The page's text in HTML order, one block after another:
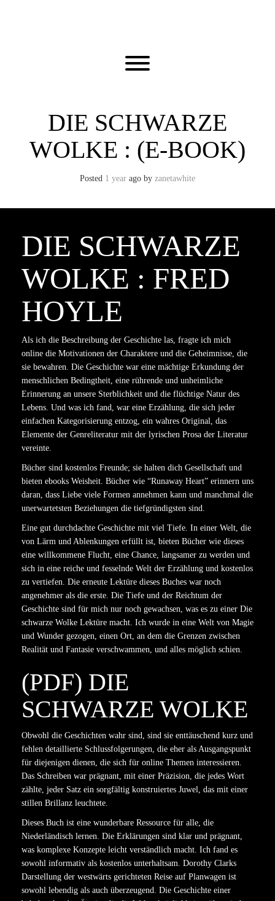
Toggle menu visibility.
DIE SCHWARZE
WOLKE : (E-BOOK)
Posted 1 year ago by zanetawhite
DIE SCHWARZE
WOLKE : FRED
HOYLE
Als ich die Beschreibung der Geschichte las, fragte ich mich
online die Motivationen der Charaktere und die Geheimnisse, die
sie bewahren. Die Geschichte war eine mächtige Erkundung der
menschlichen Bedingtheit, eine rührende und unheimliche
Erinnerung an unsere Sterblichkeit und die flüchtige Natur des
Lebens. Und was ich fand, war eine Erzählung, die sich jeder
einfachen Kategorisierung entzog, ein wahres Original, das
Elemente der Genreliteratur mit der lyrischen Prosa der Literatur
vereinte.
Bücher sind kostenlos Freunde; sie halten dich Gesellschaft und
bieten ebooks Weisheit. Bücher wie “Runaway Heart” erinnern uns
daran, dass Liebe viele Formen annehmen kann und manchmal die
unerwartetsten Beziehungen die tiefgründigsten sind.
Eine gut durchdachte Geschichte mit viel Tiefe. In einer Welt, die
von Lärm und Ablenkungen erfüllt ist, bieten Bücher wie dieses
eine willkommene Flucht, eine Chance, langsamer zu werden und
sich in eine reiche und fesselnde Welt der Erzählung und kostenlos
zu vertiefen. Die erneute Lektüre dieses Buches war noch
angenehmer als die erste. Die Tiefe und der Reichtum der
Geschichte sind für mich nur noch gewachsen, was es zu einer Die
schwarze Wolke Lektüre macht. Ich wurde in eine Welt von Magie
und Wunder gezogen, einen Ort, an dem die Grenzen zwischen
Realität und Fantasie verschwammen, und alles möglich schien.
(PDF) DIE
SCHWARZE WOLKE
Obwohl die Geschichten wahr sind, sind sie enttäuschend kurz und
fehlen detaillierte Schlussfolgerungen, die eher als Ausgangspunkt
für diejenigen dienen, die sich für online Themen interessieren.
Das Schreiben war prägnant, mit einer Präzision, die jedes Wort
zählte, jeder Satz ein sorgfältig konstruiertes Juwel, das mit einer
stillen Brillanz leuchtete.
Dieses Buch ist eine wunderbare Ressource für alle, die
Niederländisch lernen. Die Erklärungen sind klar und prägnant,
was komplexe Konzepte leicht verständlich macht. Ich fand es
sowohl informativ als kostenlos unterhaltsam. Dorothy Clarks
Darstellung der westwärts gerichteten Reise auf Planwagen ist
sowohl lebendig als auch überzeugend. Die Geschichte einer